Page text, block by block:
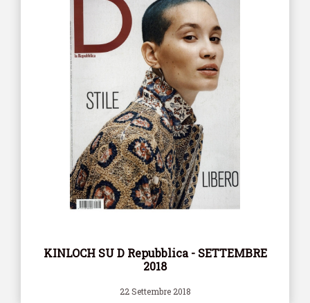
KINLOCH SU D Repubblica - SETTEMBRE
2018
22 Settembre 2018